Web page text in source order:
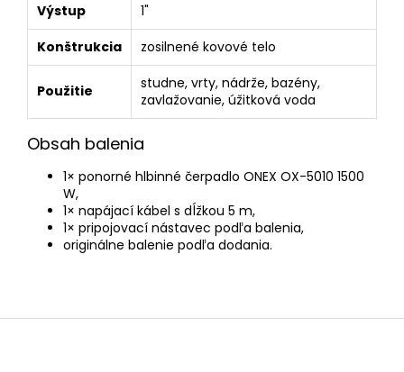
Výstup
1"
Konštrukcia
zosilnené kovové telo
Použitie
studne, vrty, nádrže, bazény,
zavlažovanie, úžitková voda
Obsah balenia
1× ponorné hlbinné čerpadlo ONEX OX-5010 1500
W,
1× napájací kábel s dĺžkou 5 m,
1× pripojovací nástavec podľa balenia,
originálne balenie podľa dodania.